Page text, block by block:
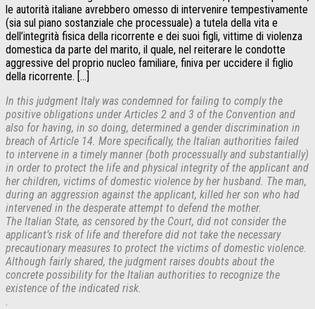
le autorità italiane avrebbero omesso di intervenire tempestivamente
(sia sul piano sostanziale che processuale) a tutela della vita e
dell’integrità fisica della ricorrente e dei suoi figli, vittime di violenza
domestica da parte del marito, il quale, nel reiterare le condotte
aggressive del proprio nucleo familiare, finiva per uccidere il figlio
della ricorrente. […]
In this judgment Italy was condemned for failing to comply the
positive obligations under Articles 2 and 3 of the Convention and
also for having, in so doing, determined a gender discrimination in
breach of Article 14. More specifically, the Italian authorities failed
to intervene in a timely manner (both processually and substantially)
in order to protect the life and physical integrity of the applicant and
her children, victims of domestic violence by her husband. The man,
during an aggression against the applicant, killed her son who had
intervened in the desperate attempt to defend the mother.
The Italian State, as censored by the Court, did not consider the
applicant’s risk of life and therefore did not take the necessary
precautionary measures to protect the victims of domestic violence.
Although fairly shared, the judgment raises doubts about the
concrete possibility for the Italian authorities to recognize the
existence of the indicated risk.
.